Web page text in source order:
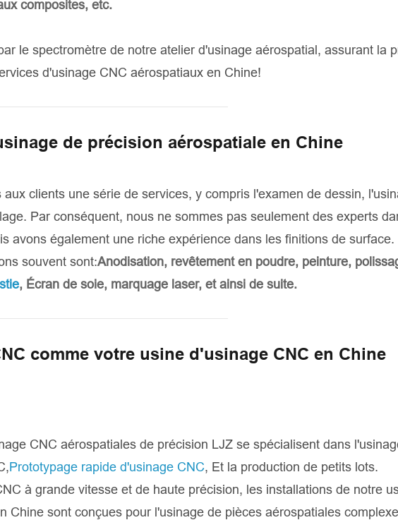
composites, etc.
le spectromètre de notre atelier d'usinage aérospatial, assurant la
d'usinage CNC aérospatiaux en Chine!
de précision aérospatiale en Chine
clients une série de services, y compris l'examen de dessin,
Par conséquent, nous ne sommes pas seulement des experts
avons également une riche expérience dans les finitions de surface.
souvent sont:Anodisation, revêtement en poudre, peinture,
, Écran de soie, marquage laser, et ainsi de suite.
comme votre usine d'usinage CNC en Chine
CNC aérospatiales de précision LJZ se spécialisent dans
Prototypage rapide d'usinage CNC, Et la production de petits lots.
à grande vitesse et de haute précision, les installations de notre
Chine sont conçues pour l'usinage de pièces aérospatiales